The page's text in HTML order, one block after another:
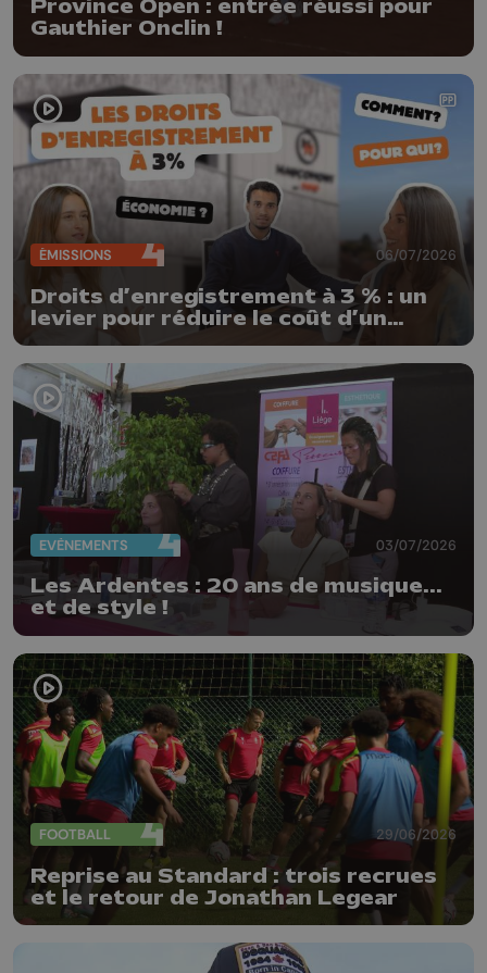
Province Open : entrée réussi pour
Gauthier Onclin !
ÉMISSIONS 06/07/2026
Droits d’enregistrement à 3 % : un
levier pour réduire le coût d’un
achat immobilier
EVÈNEMENTS 03/07/2026
Les Ardentes : 20 ans de musique...
et de style !
FOOTBALL 29/06/2026
Reprise au Standard : trois recrues
et le retour de Jonathan Legear